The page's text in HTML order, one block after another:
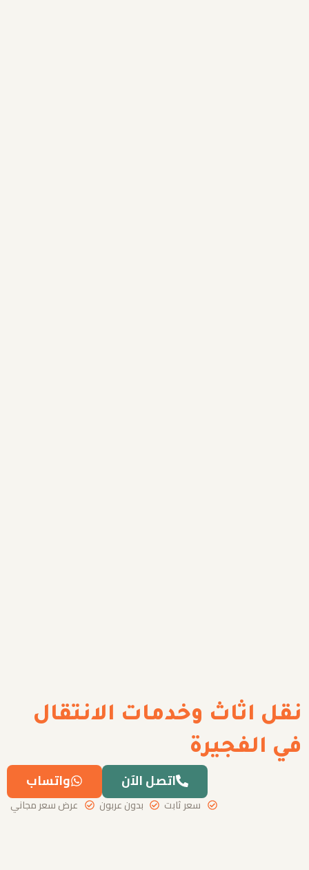
نقل اثاث وخدمات الانتقال
في الفجيرة
واتساب اتصل الآن
عرض سعر مجاني بدون عربون سعر ثابت